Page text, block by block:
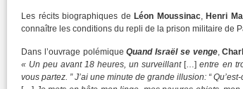
Les récits biographiques de Léon Moussinac, Henri
connaître les conditions du repli de la prison militaire de
Dans l’ouvrage polémiqueQuand Israël se venge,
« Un peu avant 18 heures, un surveillant[…]entre en
vous partez. ” J’ai une minute de grande illusion: “